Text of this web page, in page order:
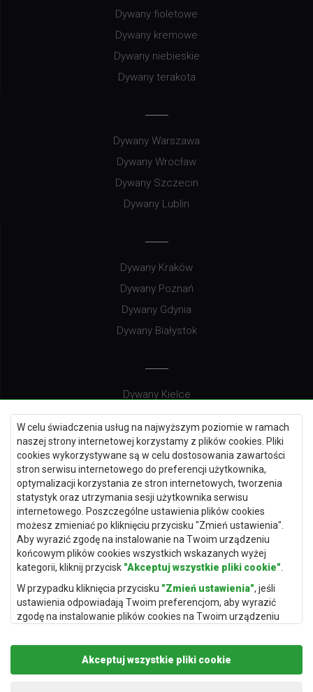
W celu świadczenia usług na najwyższym poziomie w ramach
naszej strony internetowej korzystamy z plików cookies. Pliki
cookies wykorzystywane są w celu dostosowania zawartości
stron serwisu internetowego do preferencji użytkownika,
optymalizacji korzystania ze stron internetowych, tworzenia
statystyk oraz utrzymania sesji użytkownika serwisu
internetowego. Poszczególne ustawienia plików cookies
możesz zmieniać po kliknięciu przycisku "Zmień ustawienia".
Aby wyrazić zgodę na instalowanie na Twoim urządzeniu
końcowym plików cookies wszystkich wskazanych wyżej
kategorii, kliknij przycisk "Akceptuj wszystkie pliki cookie"
W przypadku kliknięcia przycisku "Zmień ustawienia", jeśli
ustawienia odpowiadają Twoim preferencjom, aby wyrazić
zgodę na instalowanie plików cookies na Twoim urządzeniu
"Zapisz i zaakceptuj".
Podstawą przetwarzania danych osobowych, w zakresie w
Akceptuj wszystkie pliki cookie
Dywany fioletowe
Dywany kremowe
Dywany niebieskie
Dywany terakota
Dywany Warszawa
Dywany Wrocław
Dywany Szczecin
Dywany Lublin
Dywany Kraków
Dywany Poznań
Dywany Gdynia
Dywany Białystok
Dywany Kielce
Dywany Gdańsk
Dywany Toruń
Dywany Bydgoszcz
Dywany Łódź
Dywany Katowice
Dywany Rzeszów
Dywany Częstochowa